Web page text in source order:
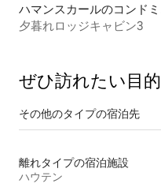
ハマンスカールのコンド
夕暮れロッジキャビン3
ぜひ訪⁠れ⁠た⁠い目⁠
その他のタ⁠イ⁠プ⁠の宿⁠泊⁠先
離れタイプの宿泊施設
ハウテン